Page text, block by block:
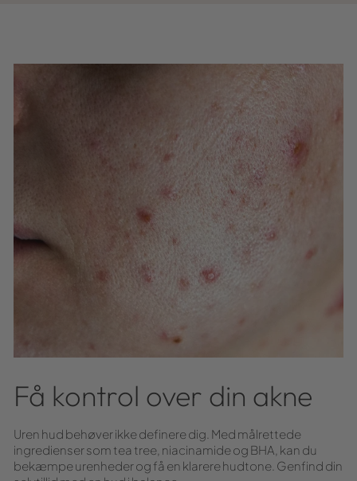
Få kontrol over din akne
Uren hud behøver ikke definere dig. Med målrettede
ingredienser som tea tree, niacinamide og BHA, kan du
bekæmpe urenheder og få en klarere hudtone. Genfind din